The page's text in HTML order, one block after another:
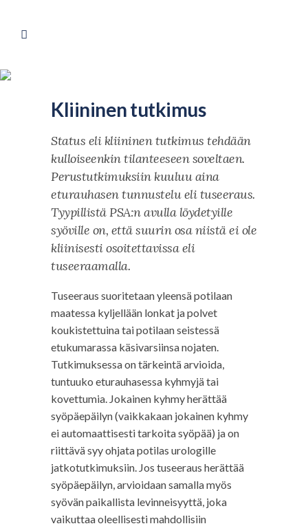
Kliininen tutkimus
Status eli kliininen tutkimus tehdään
kulloiseenkin tilanteeseen soveltaen.
Perustutkimuksiin kuuluu aina
eturauhasen tunnustelu eli tuseeraus.
Tyypillistä PSA:n avulla löydetyille
syöville on, että suurin osa niistä ei ole
kliinisesti osoitettavissa eli
tuseeraamalla.
Tuseeraus suoritetaan yleensä potilaan
maatessa kyljellään lonkat ja polvet
koukistettuina tai potilaan seistessä
etukumarassa käsivarsiinsa nojaten.
Tutkimuksessa on tärkeintä arvioida,
tuntuuko eturauhasessa kyhmyjä tai
kovettumia. Jokainen kyhmy herättää
syöpäepäilyn (vaikkakaan jokainen kyhmy
ei automaattisesti tarkoita syöpää) ja on
riittävä syy ohjata potilas urologille
jatkotutkimuksiin. Jos tuseeraus herättää
syöpäepäilyn, arvioidaan samalla myös
syövän paikallista levinneisyyttä, joka
vaikuttaa oleellisesti mahdollisiin